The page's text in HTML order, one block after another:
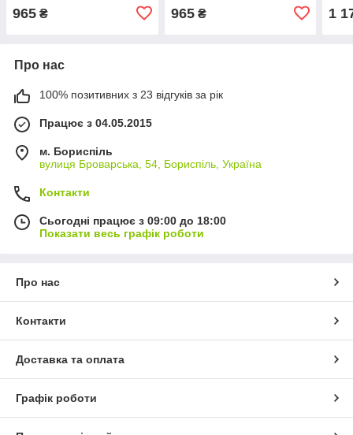
965 ₴ 965₴ 1
Про нас
100% позитивних з 23 відгуків за рік
Працює з 04.05.2015
м. Бориспіль
вулиця Броварська, 54, Бориспіль, Україна
Контакти
Сьогодні працює з 09:00 до 18:00
Показати весь графік роботи
Про нас
Контакти
Доставка та оплата
Графік роботи